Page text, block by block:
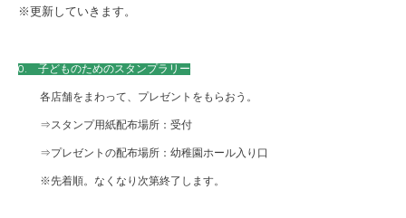
※更新していきます。
0. 子どものためのスタンプラリー
各店舗をまわって、プレゼントをもらおう。
⇒スタンプ用紙配布場所：受付
⇒プレゼントの配布場所：幼稚園ホール入り口
※先着順。なくなり次第終了します。